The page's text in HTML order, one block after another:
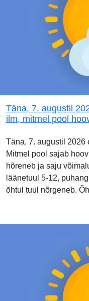
Täna, 7. augustil
ilm, mitmel pool
Täna, 7. augustil 2026
Mitmel pool sajab
hõreneb ja saju
läänetuul 5-12,
õhtul tuul nõrgeneb.